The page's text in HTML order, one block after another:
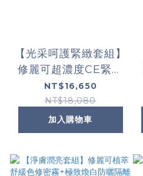
【光采呵護緊緻套組】
修麗可超濃度CE緊緻
修護抗氧化精華+植萃
極速舒緩色修精華
+AGE普拉斯鏈活膚緊
緻霜+ 極致煥白防曬隔
(限定通路)
NT$16,650
NT$18,080
加入購物車